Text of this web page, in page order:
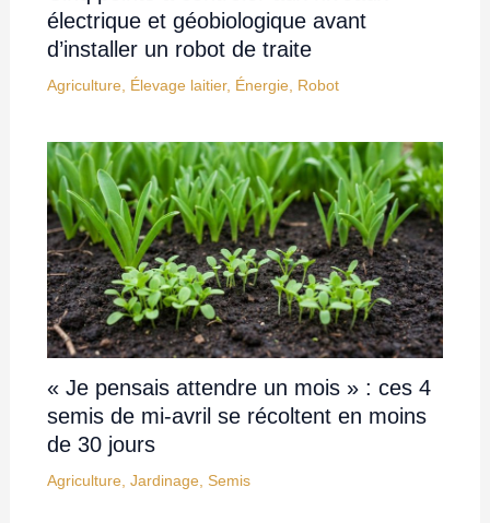
électrique et géobiologique avant
d’installer un robot de traite
Agriculture, Élevage laitier, Énergie, Robot
« Je pensais attendre un mois » : ces 4
semis de mi-avril se récoltent en moins
de 30 jours
Agriculture Jardinage Semis